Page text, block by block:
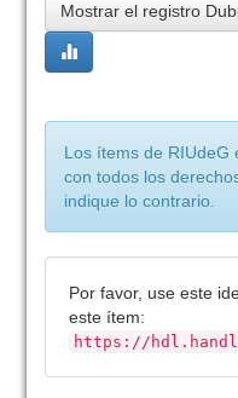
Mostrar el registro
Los ítems de RIUdeG
con todos los
indique lo contrario.
Por favor, use este
este ítem:
https://